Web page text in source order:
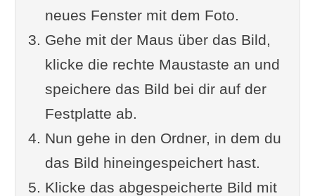
neues Fenster mit dem Foto.
Gehe mit der Maus über das Bild,
klicke die rechte Maustaste an und
speichere das Bild bei dir auf der
Festplatte ab.
Nun gehe in den Ordner, in dem du
das Bild hineingespeichert hast.
Klicke das abgespeicherte Bild mit